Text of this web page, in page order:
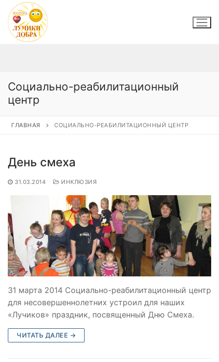
Перейти
содержимому
Социально-реабилитационный
центр
ГЛАВНАЯ СОЦИАЛЬНО-РЕАБИЛИТАЦИОННЫЙ ЦЕНТР
День смеха
31.03.2014 ИНКЛЮЗИЯ
31 марта 2014 Социально-реабилитационный центр
для несовершеннолетних устроил для наших
«Лучиков» праздник, посвященный Дню Смеха.
ЧИТАТЬ ДАЛЕЕ →